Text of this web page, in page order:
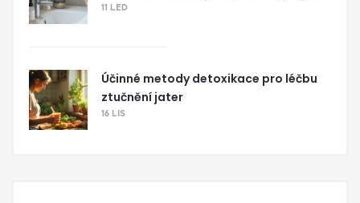
11 LED
Účinné metody detoxikace pro léčbu
ztučnění jater
16 LIS